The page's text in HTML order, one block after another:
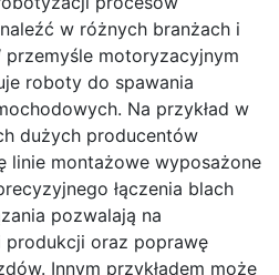
w różnych branżach i
przemyśle motoryzacyjnym
roboty do spawania
Na przykład w
dużych producentów
linie montażowe wyposażone
łączenia blach
pozwalają na
produkcji oraz poprawę
Innym przykładem może